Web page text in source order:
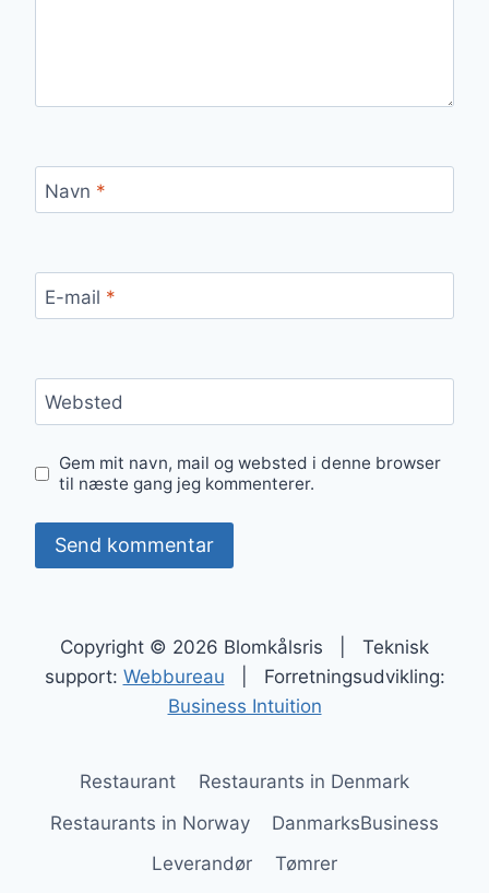
Navn *
E-mail *
Websted
Gem mit navn, mail og websted i denne browser
til næste gang jeg kommenterer.
Copyright © 2026 Blomkålsris | Teknisk
support: Webbureau | Forretningsudvikling:
Business Intuition
Restaurant
Restaurants in Denmark
Restaurants in Norway
DanmarksBusiness
Leverandør
Tømrer